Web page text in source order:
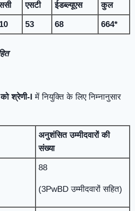
एसटी ईडब्ल्यूएस कुल
53 68 664*
को श्रेणी-I में नियुक्ति के लिए निम्नानुसार
अनुशंसित उम्मीदवारों की
संख्या
88
(3PwBD उम्मीदवारों सहित)